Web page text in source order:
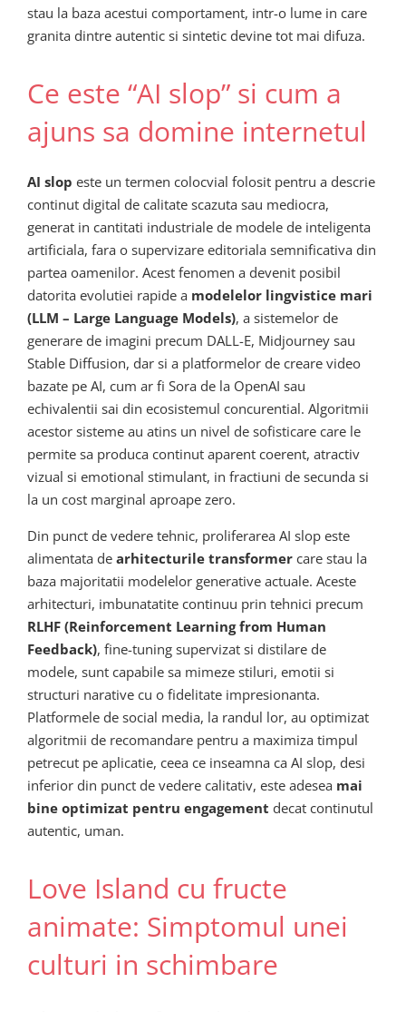
stau la baza acestui comportament, intr-o lume in care
granita dintre autentic si sintetic devine tot mai difuza.
Ce este “AI slop” si cum a
ajuns sa domine internetul
AI slop este un termen colocvial folosit pentru a descrie
continut digital de calitate scazuta sau mediocra,
generat in cantitati industriale de modele de inteligenta
artificiala, fara o supervizare editoriala semnificativa din
partea oamenilor. Acest fenomen a devenit posibil
datorita evolutiei rapide a modelelor lingvistice mari
(LLM – Large Language Models), a sistemelor de
generare de imagini precum DALL-E, Midjourney sau
Stable Diffusion, dar si a platformelor de creare video
bazate pe AI, cum ar fi Sora de la OpenAI sau
echivalentii sai din ecosistemul concurential. Algoritmii
acestor sisteme au atins un nivel de sofisticare care le
permite sa produca continut aparent coerent, atractiv
vizual si emotional stimulant, in fractiuni de secunda si
la un cost marginal aproape zero.
Din punct de vedere tehnic, proliferarea AI slop este
alimentata de arhitecturile transformer care stau la
baza majoritatii modelelor generative actuale. Aceste
arhitecturi, imbunatatite continuu prin tehnici precum
RLHF (Reinforcement Learning from Human
Feedback), fine-tuning supervizat si distilare de
modele, sunt capabile sa mimeze stiluri, emotii si
structuri narative cu o fidelitate impresionanta.
Platformele de social media, la randul lor, au optimizat
algoritmii de recomandare pentru a maximiza timpul
petrecut pe aplicatie, ceea ce inseamna ca AI slop, desi
inferior din punct de vedere calitativ, este adesea mai
bine optimizat pentru engagement decat continutul
autentic, uman.
Love Island cu fructe
animate: Simptomul unei
culturi in schimbare